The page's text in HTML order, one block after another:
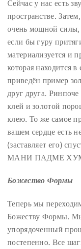
Сейчас у нас есть
пространстве.
очень мощной силы,
если бы гуру
материализуется и
которая находится
приведён пример
друг друга. Ринпоче
клей и золотой
клею. То же самое
вашем сердце есть
(заставляет его)
МАНИ ПАДМЕ
Божество Формы
Теперь мы
Божеству Формы.
упорядоченный
постепенно. Все